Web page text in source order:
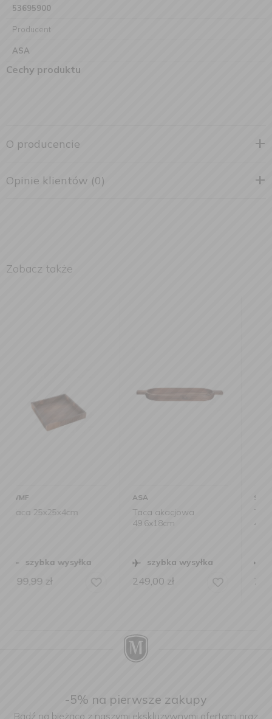
53695900
Producent
ASA
Cechy produktu
O producencie
Opinie klientów (0)
Zobacz także
Taca akacjowa
szybka wysyłka
249,00
Taca Radici
41,3x27,2x6cm czarna
szybka wysyłka
769,00
-5% na pierwsze zakupy
Bądź na bieżąco z naszymi ekskluzywnymi ofertami oraz